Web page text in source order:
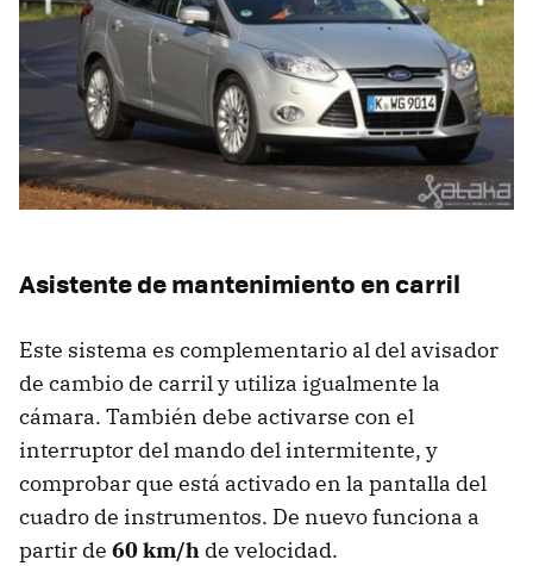
Asistente de mantenimiento en carril
Este sistema es complementario al del avisador
de cambio de carril y utiliza igualmente la
cámara. También debe activarse con el
interruptor del mando del intermitente, y
comprobar que está activado en la pantalla del
cuadro de instrumentos. De nuevo funciona a
partir de 60 km/h de velocidad.